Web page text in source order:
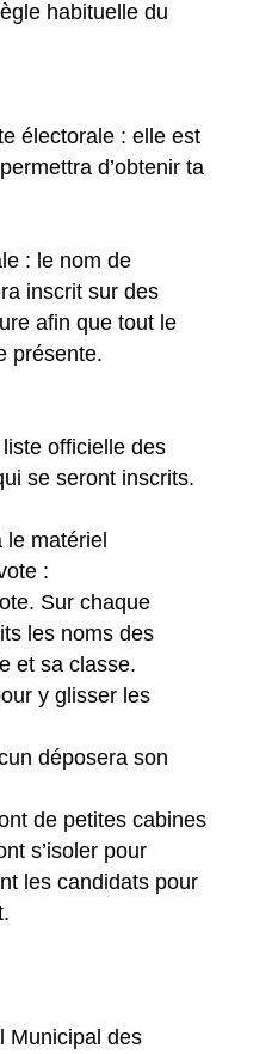
habituelle du
électorale : elle est
d’obtenir ta
: le nom de
inscrit sur des
afin que tout le
présente.
officielle des
se seront inscrits.
le matériel
:
Sur chaque
les noms des
et sa classe.
y glisser les
déposera son
de petites cabines
s’isoler pour
les candidats pour
Municipal des